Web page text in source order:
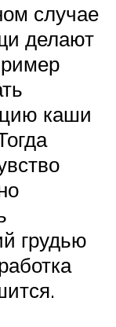
случае
делают
каши
грудью